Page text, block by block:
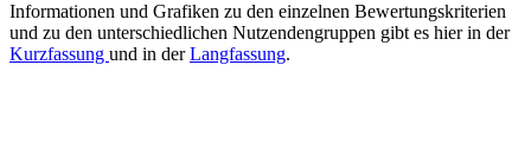
Informationen und Grafiken zu den einzelnen Bewertungskriterien
und zu den unterschiedlichen Nutzendengruppen gibt es hier in der
Kurzfassung und in derLangfassung.